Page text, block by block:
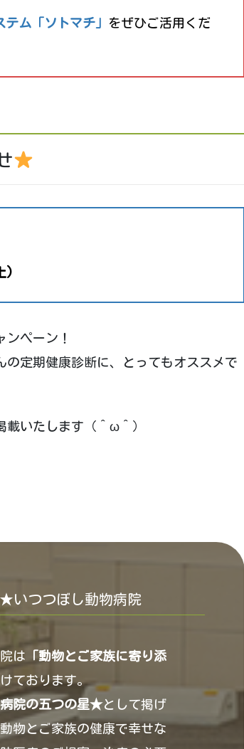
ム「ソトマチ」
をぜひご活用くだ
)
ペーン！
の定期健康診断に、とってもオススメで
いたします（＾ω＾）
いつつぼし動物病院
は 「動物とご家族に寄り添
ております。
院の五つの星★として掲げ
物とご家族の健康で幸せな